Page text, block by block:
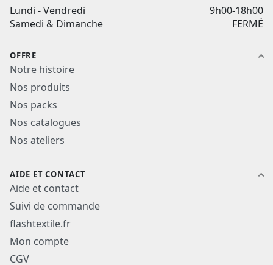
Lundi - Vendredi
9h00-18h00
Samedi & Dimanche
FERMÉ
OFFRE
Notre histoire
Nos produits
Nos packs
Nos catalogues
Nos ateliers
AIDE ET CONTACT
Aide et contact
Suivi de commande
flashtextile.fr
Mon compte
CGV